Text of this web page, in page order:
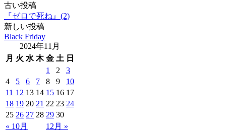
古い投稿
『ゼロで死ね』(2)
新しい投稿
Black Friday
2024年11月
月 火 水 木 金 土 日
« 10月 12月 »
1 2
3
4
5 6 7 8 9
10
11 12 13 14 15 16 17
18 19 20 21 22 23 24
25 26 27 28 29 30